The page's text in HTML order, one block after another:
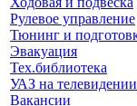
Рулевое управление
Тюнинг и
Эвакуация
Тех.библиотека
УАЗ на
Вакансии